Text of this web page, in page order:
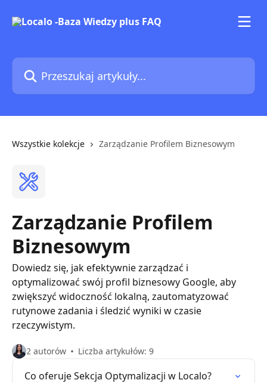
Przeszukaj artykuły...
Wszystkie kolekcje Zarządzanie Profilem Biznesowym
Zarządzanie Profilem
Biznesowym
Dowiedz się, jak efektywnie zarządzać i
optymalizować swój profil biznesowy Google, aby
zwiększyć widoczność lokalną, zautomatyzować
rutynowe zadania i śledzić wyniki w czasie
rzeczywistym.
2 autorów Liczba artykułów: 9
Co oferuje Sekcja Optymalizacji w Localo?